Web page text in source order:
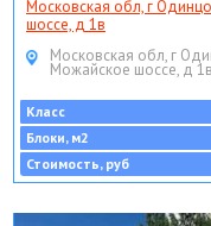
Московская обл, г
шоссе, д 1в
Московская обл, г
Можайское шоссе, д 1в
Класс
Блоки, м2
Стоимость, руб